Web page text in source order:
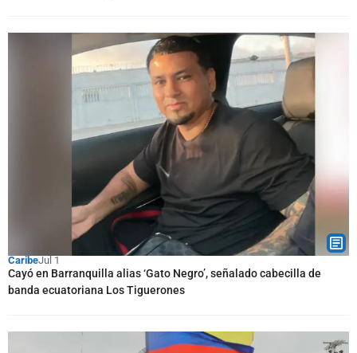
CaribeJul 1
Cayó en Barranquilla alias ‘Gato Negro’, señalado cabecilla de
banda ecuatoriana Los Tiguerones